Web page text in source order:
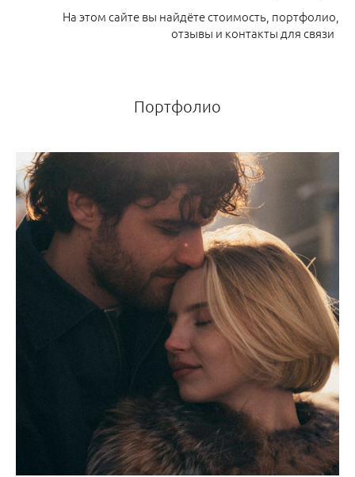
На этом сайте вы найдёте стоимость, портфолио,
отзывы и контакты для связи
Портфолио